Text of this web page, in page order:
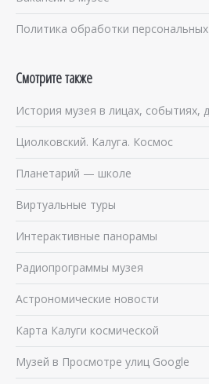
Политика обработки
Смотрите также
История музея в лицах, событиях,
Циолковский. Калуга. Космос
Планетарий — школе
Виртуальные туры
Интерактивные панорамы
Радиопрограммы музея
Астрономические новости
Карта Калуги космической
Музей в Просмотре улиц Google